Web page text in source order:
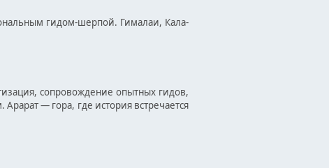
гидом-шерпой. Гималаи, Кала-
сопровождение опытных гидов,
— гора, где история встречается